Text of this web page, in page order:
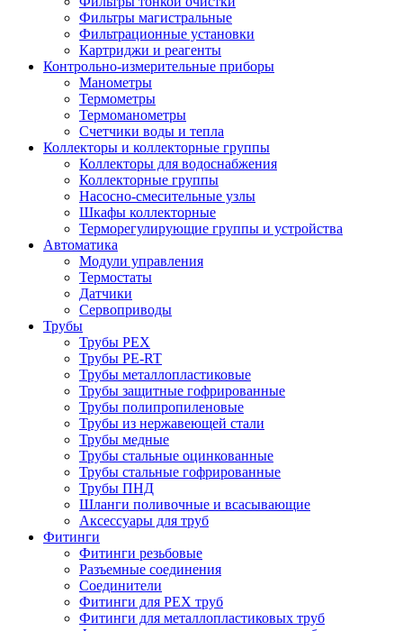
Фильтры магистральные
Фильтрационные установки
Картриджи и реагенты
Контрольно-измерительные приборы
Манометры
Термометры
Термоманометры
Счетчики воды и тепла
Коллекторы и коллекторные группы
Коллекторы для водоснабжения
Коллекторные группы
Насосно-смесительные узлы
Шкафы коллекторные
Терморегулирующие группы и устройства
Автоматика
Модули управления
Термостаты
Датчики
Сервоприводы
Трубы
Трубы PEX
Трубы PE-RT
Трубы металлопластиковые
Трубы защитные гофрированные
Трубы полипропиленовые
Трубы из нержавеющей стали
Трубы медные
Трубы стальные оцинкованные
Трубы стальные гофрированные
Трубы ПНД
Шланги поливочные и всасывающие
Аксессуары для труб
Фитинги
Фитинги резьбовые
Разъемные соединения
Соединители
Фитинги для PEX труб
Фитинги для металлопластиковых труб